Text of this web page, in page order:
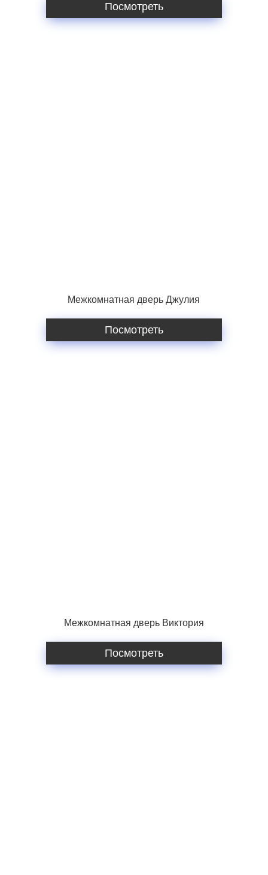
Посмотреть
Межкомнатная дверь Джулия
Посмотреть
Межкомнатная дверь Виктория
Посмотреть